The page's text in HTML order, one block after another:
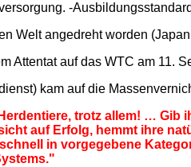
-
Welt angedreht worden
Attentat auf das WTC am 11.
kam auf die
trotz allem! … Gib
auf Erfolg, hemmt ihre
in vorgegebene